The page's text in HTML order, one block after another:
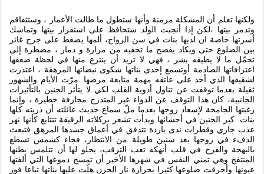
ولكنها تعلم أن المشكلة مزمنة وأنها ستطول ما طالت الأعمار ، وستتفاقم
وتدمر بيتها ،لكن إذا أنجبت الولد ستحافظ على استقرار بيتها وتماسك
أسرتها خاصة ان لديها بنات في سن الزواج، ألمها يضغط على جرح غائر
بين الضلوع حتى ويكاد يفضح ما تخفيه من مرارة و دمار ، مضطرة إلى
تحمّل ما لا يطيقه بشر ، فهي لا تريد أن ينتزع منها في لحظة ضعفها
اعترافاتها الصادمة أوتسمع إحدى بناتها شكوى نبضاتها المرهقة ، اعتذرت
لشقيقها الذي أخذ على عاتقه مهمة متابعة مرضها
مرّت الأيام والشهور
ثقيلة بعدما توقفت عن تناول أدوية القلب لكي لا يتأثر الجنين بالتأثيرات
الجانبية، كان هذا التوقف عن الدواء غير المتدرج مجازفة خطيرة ، وإنما
رغبتها الجامحة لإسعاد زوجها بعدما ملّ سماع حديث عائلته أن ذريته كلها
بنات
كبر الجنين في أحشائها وبدأت تشعر بركلاته الرقيقة تتتابع كأنها نهر
عذب جاري وقطرات ندى باردة تتدفق في أعماق جسدها المرهق فتبعث
الدفء في روحها بعد سنين طويلة من الانتظار، فجاء كشمس تسطع
بالبهجة والفرح في قلب أنهكه تعب الترقب، يحلو لها أن تتلمس بطنها
المنتفخ وهي تمني النفس في شهرها الأخير أن تمسح دموعها التي ألفتها
عيونها وأحرقت ضلوعها كثيرا بحرارة نار الحزن هلّت عليها بناتها تباعا فور